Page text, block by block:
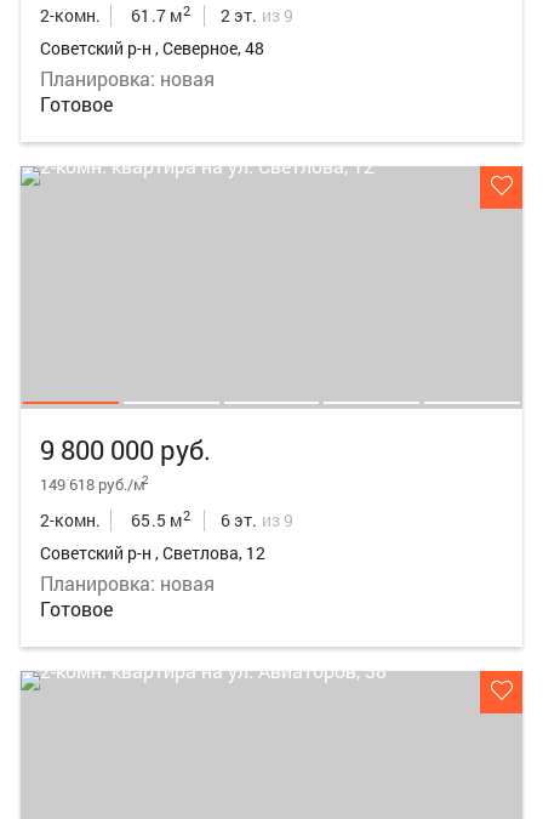
2-комн. 61.7 м2 2 эт. из 9
Советский р-н , Северное, 48
Планировка: новая
Готовое
9 800 000 руб.
149 618 руб./м2
2-комн. 65.5 м2 6 эт. из 9
Советский р-н , Светлова, 12
Планировка: новая
Готовое